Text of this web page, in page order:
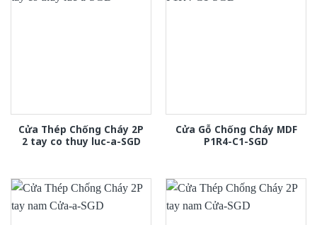
Cửa Thép Chống Cháy 2P
2 tay co thuy luc-a-SGD
Cửa Gỗ Chống Cháy MDF
P1R4-C1-SGD